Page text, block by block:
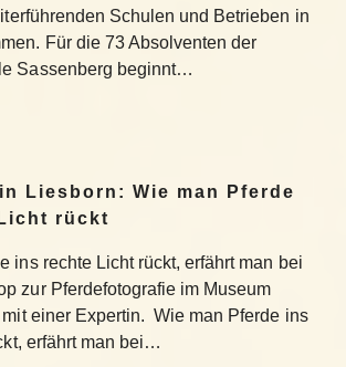
Schulen und Betrieben in
Für die 73 Absolventen der
Sassenberg beginnt…
Liesborn: Wie man Pferde
rückt
ins rechte Licht rückt, erfährt man bei
zur Pferdefotografie im Museum
einer Expertin. Wie man Pferde ins
erfährt man bei…